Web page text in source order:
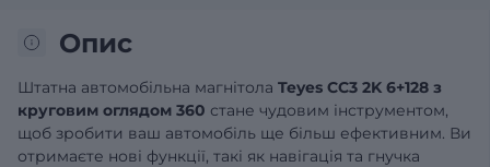
Опис
Штатна автомобільна магнітола Teyes CC3 2K 6+128 з
круговим оглядом 360 стане чудовим інструментом,
щоб зробити ваш автомобіль ще більш ефективним. Ви
отримаєте нові функції, такі як навігація та гнучка